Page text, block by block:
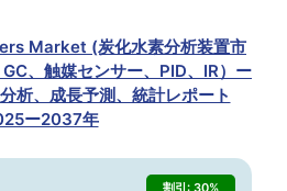
Market (炭化水素分析装置市
、触媒センサー、PID、IR）ー
析、成長予測、統計レポート
ー2037年
割引: 30%